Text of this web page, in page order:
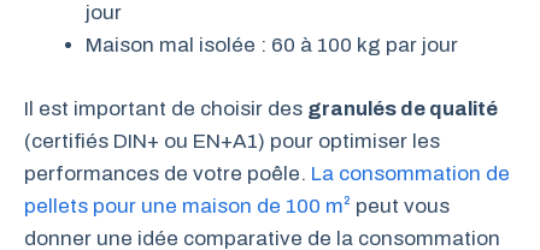
jour
Maison mal isolée : 60 à 100 kg par jour
Il est important de choisir des granulés de qualité
(certifiés DIN+ ou EN+A1) pour optimiser les
performances de votre poêle. La consommation de
pellets pour une maison de 100 m² peut vous
donner une idée comparative de la consommation